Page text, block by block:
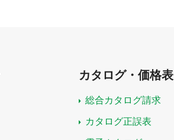
カタログ・価格表
総合カタログ請求
カタログ正誤表